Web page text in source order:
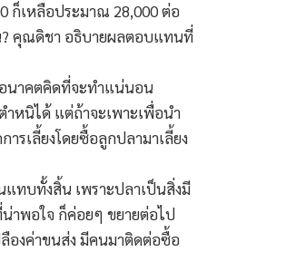
ก็เหลือประมาณ 28,000 ต่อ
? คุณดิชา อธิบายผลตอบแทนที่
นาคตคิดที่จะทำแน่นอน
หนิได้ แต่ถ้าจะเพาะเพื่อนำ
รเลี้ยงโดยซื้อลูกปลามาเลี้ยง
ทบทั้งสิ้น เพราะปลาเป็นสิ่งมี
น่าพอใจ ก็ค่อยๆ ขยายต่อไป
องค่าขนส่ง มีคนมาติดต่อซื้อ